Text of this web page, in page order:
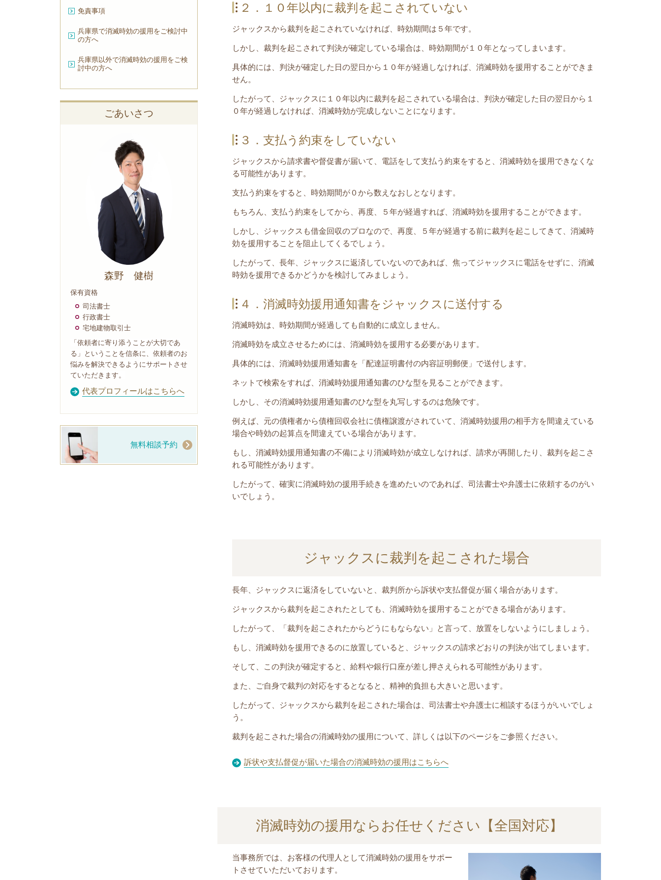
２．１０年以内に裁判を起こされていない
ジャックスから裁判を起こされていなければ、時効期間は５年です。
しかし、裁判を起こされて判決が確定している場合は、時効期間が１０年となってしまいます。
具体的には、判決が確定した日の翌日から１０年が経過しなければ、消滅時効を援用することができま
せん。
したがって、 ジャックス に１０年以内に裁判を起こされている場合は、 判決が確定した日の翌日から１
０年が経過しなければ、消滅時効が完成しないことになります。
３．支払う約束をしていない
ジャックスから請求書や督促書が届いて、電話をして支払う約束をすると、消滅時効を援用できなくな
る可能性があります。
支払う約束をすると、時効期間が０から数えなおしとなります。
もちろん、支払う約束をしてから、再度、５年が経過すれば、消滅時効を援用することができます。
しかし、 ジャックス も借金回収のプロなので、再度、５年が経過する前に裁判を起こしてきて、消滅時
効を援用することを阻止してくるでしょう。
したがって、長年、 ジャックス に返済していないのであれば、焦って ジャックス に電話をせずに、消滅
時効を援用できるかどうかを検討してみましょう。
４．消滅時効援用通知書をジャックスに送付する
消滅時効は、時効期間が経過しても自動的に成立しません。
消滅時効を成立させるためには、消滅時効を援用する必要があります。
具体的には、消滅時効援用通知書を「配達証明書付の内容証明郵便」で送付します。
ネットで検索をすれば、消滅時効援用通知書のひな型を見ることができます。
しかし、その消滅時効援用通知書のひな型を丸写しするのは危険です。
例えば、元の債権者から債権回収会社に債権譲渡がされていて、消滅時効援用の相手方を間違えている
場合や時効の起算点を間違えている場合があります。
もし、消滅時効援用通知書の不備により消滅時効が成立しなければ、請求が再開したり、裁判を起こさ
れる可能性があります。
したがって、確実に消滅時効の援用手続きを進めたいのであれば、司法書士や弁護士に依頼するのがい
いでしょう。
ジャックスに裁判を起こされた場合
長年、 ジャックス に返済をしていないと 、裁判所から訴状や支払督促が届く場合があります。
ジャックスから裁判を起こされたとしても、消滅時効を援用することができる場合があります。
したがって、「裁判を起こされたからどうにもならない」と言って、放置をしないようにしましょう。
もし、消滅時効を援用できるのに放置していると、 ジャックスの請求どおりの判決が出てしまいます。
そして、この判決が確定すると、給料や銀行口座が差し押さえられる可能性があります。
また、ご自身で裁判の対応をするとなると、精神的負担も大きいと思います。
したがって、 ジャックスから裁判を起こされた場合は、司法書士や弁護士に相談するほうがいいでしょ
う。
裁判を起こされた場合の消滅時効の援用について、詳しくは以下のページをご参照ください。
訴状や支払督促が届いた場合の消滅時効の援用はこちらへ
消滅時効の援用ならお任せください【全国対応】
当事務所では、お客様の代理人として消滅時効の援用をサポー
ト させていただいております。
免責事項
兵庫県で消滅時効の援用をご検討中
の方へ
兵庫県以外で消滅時効の援用をご検
討中の方へ
ごあいさつ
森野 健樹
保有資格
司法書士
行政書士
宅地建物取引士
「依頼者に寄り添うことが大切であ
る」ということを信条に、依頼者のお
悩みを解決できるようにサポートさせ
ていただきます。
代表プロフィールはこちらへ
無料相談予約